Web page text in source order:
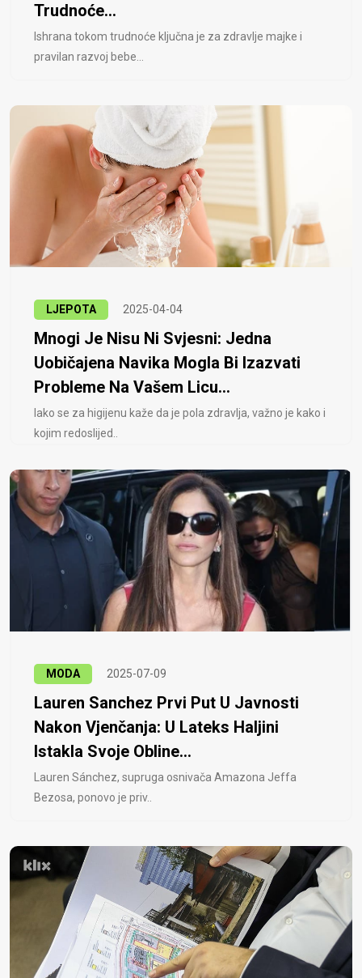
Trudnoće...
Ishrana tokom trudnoće ključna je za zdravlje majke i
pravilan razvoj bebe...
LJEPOTA 2025-04-04
Mnogi Je Nisu Ni Svjesni: Jedna
Uobičajena Navika Mogla Bi Izazvati
Probleme Na Vašem Licu...
Iako se za higijenu kaže da je pola zdravlja, važno je kako i
kojim redoslijed..
MODA 2025-07-09
Lauren Sanchez Prvi Put U Javnosti
Nakon Vjenčanja: U Lateks Haljini
Istakla Svoje Obline...
Lauren Sánchez, supruga osnivača Amazona Jeffa
Bezosa, ponovo je priv..